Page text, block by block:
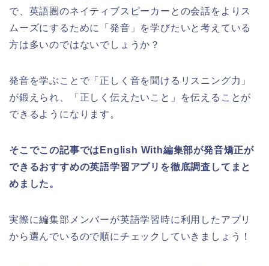
で、英語圏のネイティブスピーカーとの会話をよりス
ムーズにするために「発音」を学びたいと考えている
方は多いのではないでしょうか？
発音を学ぶことで「正しく音を聞けるリスニング力」
が鍛えられ、「正しく伝えたいこと」を伝えることが
できるようになります。
そこでこの記事ではEnglish With編集部が発音矯正が
できるおすすめの英語学習アプリを徹底調査してまと
めました。
実際に編集部メンバーが英語学習時に利用したアプリ
から選んでいるので順にチェックしていきましょう！